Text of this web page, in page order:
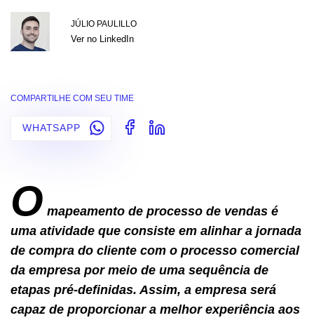
JÚLIO PAULILLO
Ver no LinkedIn
COMPARTILHE COM SEU TIME
WHATSAPP
O mapeamento de processo de vendas é
uma atividade que consiste em alinhar a jornada
de compra do cliente com o processo comercial
da empresa por meio de uma sequência de
etapas pré-definidas. Assim, a empresa será
capaz de proporcionar a melhor experiência aos